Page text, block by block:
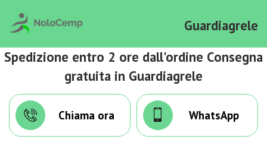
Guardiagrele
Spedizione entro 2 ore dall'ordine Consegna
gratuita in Guardiagrele
Chiama ora WhatsApp